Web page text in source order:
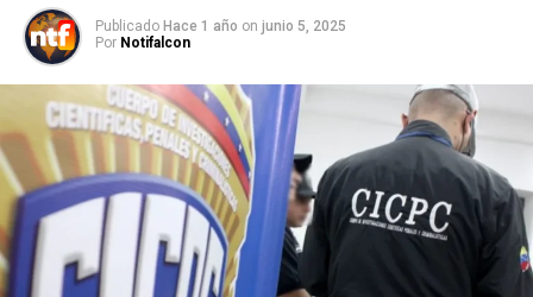
Publicado Hace 1 año on junio 5, 2025
Por Notifalcon